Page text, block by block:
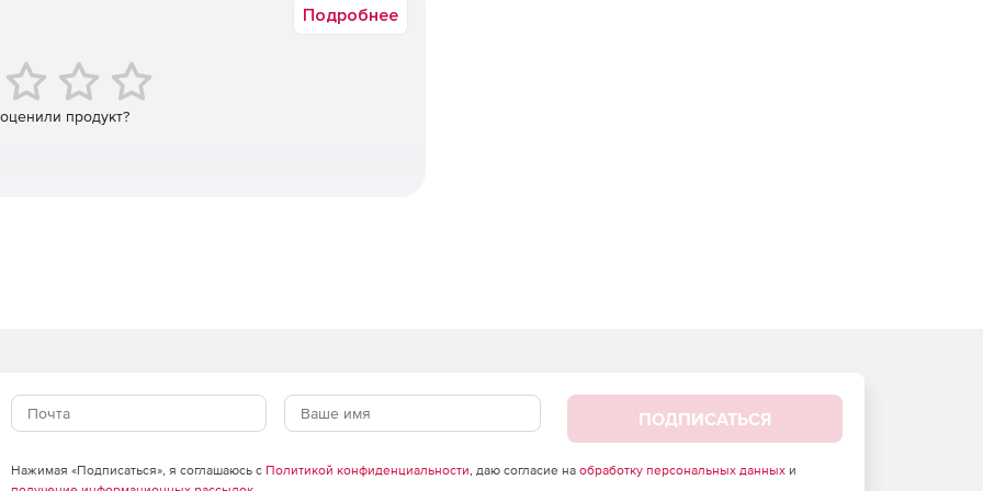
PowerShell, подключения Dial-up,Windows
BMC Performance Manager Portal, Microsoft System
DNS, Ping Response Monitor.
Подробнее
продукт?
ПОДПИСАТЬСЯ
Нажимая «Подписаться», я соглашаюсь с Политикой конфиденциальности, даю согласие на обработку персональных данныхи